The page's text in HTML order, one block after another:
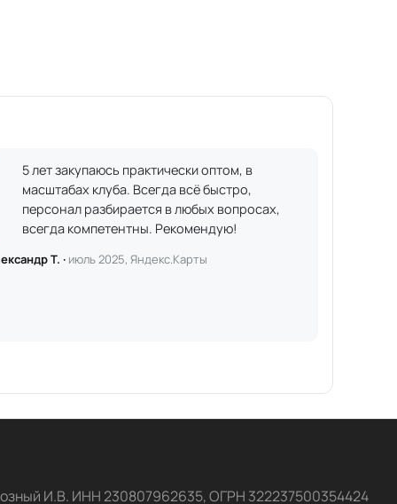
5 лет закупаюсь практически оптом, в
масштабах клуба. Всегда всё быстро,
персонал разбирается в любых вопросах,
всегда компетентны. Рекомендую!
Т. · июль 2025, Яндекс.Карты
И.В. ИНН 230807962635, ОГРН 322237500354424